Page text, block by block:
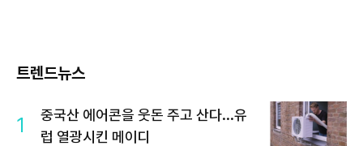
트렌드뉴스
1
중국산 에어콘을 웃돈 주고 산다...유
럽 열광시킨 메이디